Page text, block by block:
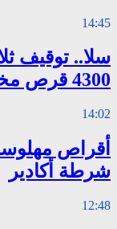
14:45
سلا.. توقيف
4300 قرص مخدر وكوكايين وإكستازي
14:02
أقراص
شرطة أكادير
12:48